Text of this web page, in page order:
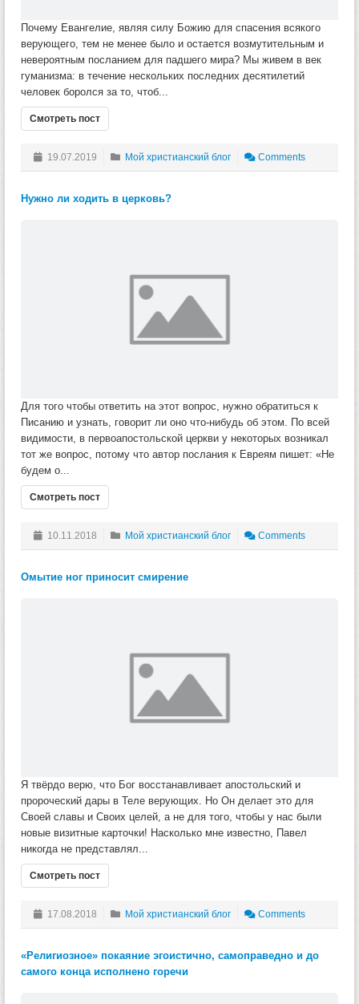
Почему Евангелие, являя силу Божию для спасения всякого
верующего, тем не менее было и остается возмутительным и
невероятным посланием для падшего мира? Мы живем в век
гуманизма: в течение нескольких последних десятилетий
человек боролся за то, чтоб...
Смотреть пост
19.07.2019 Мой христианский блог Comments
Нужно ли ходить в церковь?
Для того чтобы ответить на этот вопрос, нужно обратиться к
Писанию и узнать, говорит ли оно что-нибудь об этом. По всей
видимости, в первоапостольской церкви у некоторых возникал
тот же вопрос, потому что автор послания к Евреям пишет: «Не
будем о...
Смотреть пост
10.11.2018 Мой христианский блог Comments
Омытие ног приносит смирение
Я твёрдо верю, что Бог восстанавливает апостольский и
пророческий дары в Теле верующих. Но Он делает это для
Своей славы и Своих целей, а не для того, чтобы у нас были
новые визитные карточки! Насколько мне известно, Павел
никогда не представлял...
Смотреть пост
17.08.2018 Мой христианский блог Comments
«Религиозное» покаяние эгоистично, самоправедно и до
самого конца исполнено горечи